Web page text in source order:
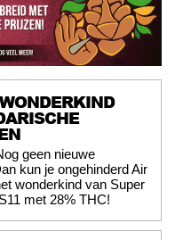
geen nieuwe
kun je ongehinderd Air
wonderkind van Super
met 28% THC!